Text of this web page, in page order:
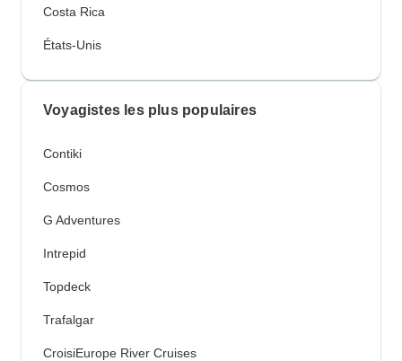
Costa Rica
États-Unis
Voyagistes les plus populaires
Contiki
Cosmos
G Adventures
Intrepid
Topdeck
Trafalgar
CroisiEurope River Cruises